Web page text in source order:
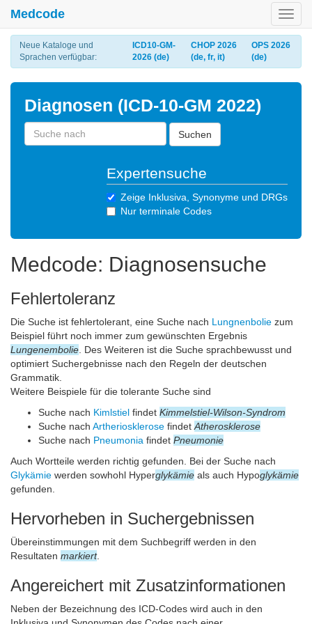
Medcode
Neue Kataloge und
Sprachen verfügbar:
ICD10-GM-
2026 (de)
CHOP 2026
(de, fr, it)
OPS 2026
(de)
Diagnosen (ICD-10-GM 2022)
Suchen
Expertensuche
Zeige Inklusiva, Synonyme und DRGs
Nur terminale Codes
Medcode: Diagnosensuche
Fehlertoleranz
Die Suche ist fehlertolerant, eine Suche nach Lungnenbolie zum
Beispiel führt noch immer zum gewünschten Ergebnis
Lungenembolie . Des Weiteren ist die Suche sprachbewusst und
optimiert Suchergebnisse nach den Regeln der deutschen
Grammatik.
Weitere Beispiele für die tolerante Suche sind
Suche nach Kimlstiel findet Kimmelstiel-Wilson-Syndrom
Suche nach Artheriosklerose findet Atherosklerose
Suche nach Pneumonia findet Pneumonie
Auch Wortteile werden richtig gefunden. Bei der Suche nach
Glykämie werden sowhohl Hyperglykämie als auch Hypoglykämie
gefunden.
Hervorheben in Suchergebnissen
Übereinstimmungen mit dem Suchbegriff werden in den
Resultaten markiert.
Angereichert mit Zusatzinformationen
Neben der Bezeichnung des ICD-Codes wird auch in den